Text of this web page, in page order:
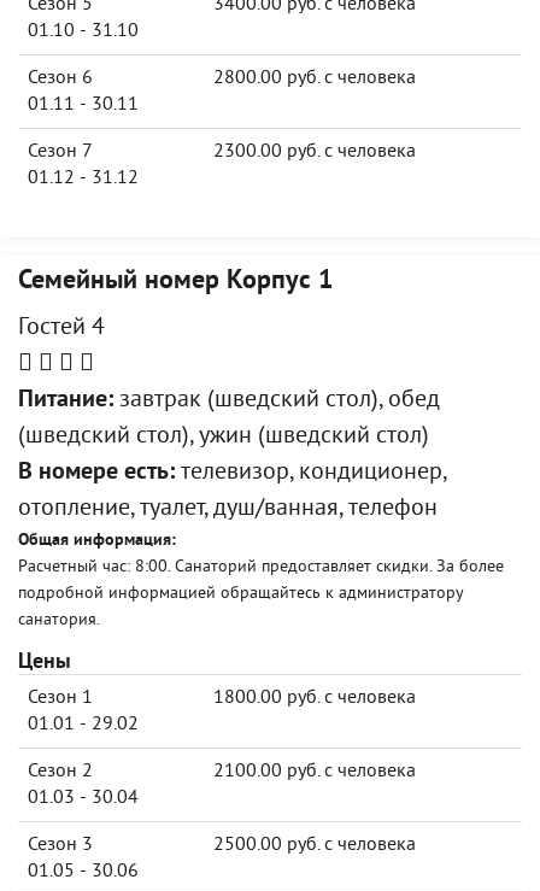
Сезон 5
01.10 - 31.10
3400.00 руб. с человека
Сезон 6
01.11 - 30.11
2800.00 руб. с человека
Сезон 7
01.12 - 31.12
2300.00 руб. с человека
Семейный номер Корпус 1
Гостей 4
Питание: завтрак (шведский стол), обед
(шведский стол), ужин (шведский стол)
В номере есть: телевизор, кондиционер,
отопление, туалет, душ/ванная, телефон
Общая информация:
Расчетный час: 8:00. Санаторий предоставляет скидки. За более
подробной информацией обращайтесь к администратору
санатория.
Цены
Сезон 1
01.01 - 29.02
1800.00 руб. с человека
Сезон 2
01.03 - 30.04
2100.00 руб. с человека
Сезон 3
01.05 - 30.06
2500.00 руб. с человека